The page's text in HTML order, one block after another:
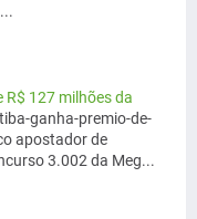
127 milhões da
ganha-premio-de-
apostador de
3.002 da Meg...